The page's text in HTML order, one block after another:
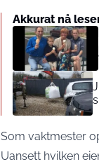
Akkurat nå
Som vaktmester
Uansett hvilken